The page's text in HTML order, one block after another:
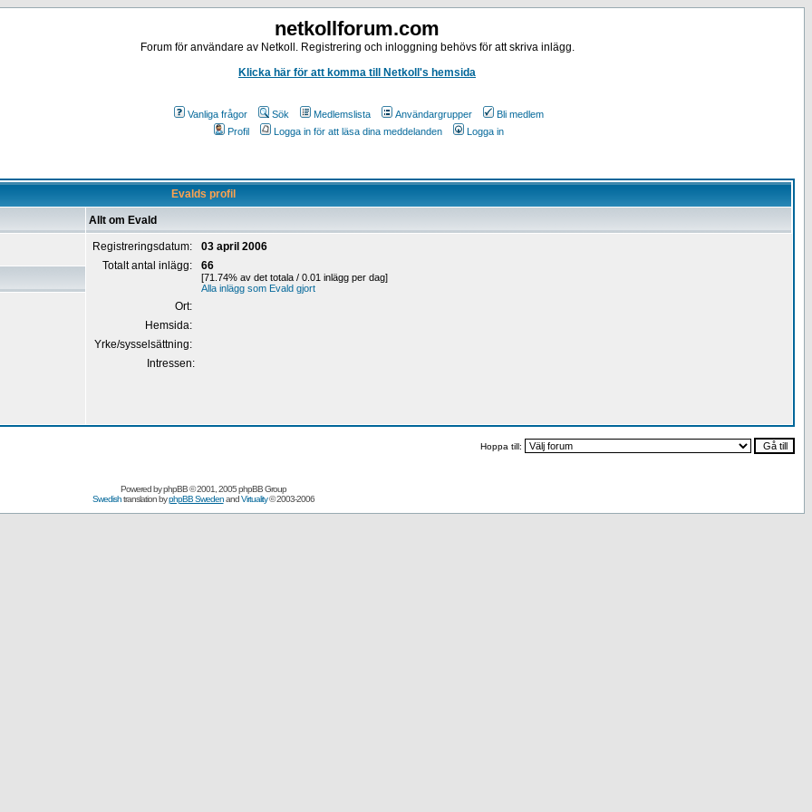
netkollforum.com
Forum för användare av Netkoll. Registrering och inloggning behövs för att skriva inlägg.
Klicka här för att komma till Netkoll's hemsida
Vanliga frågor Sök Medlemslista Användargrupper
Bli medlem
Profil
Logga in för att läsa dina meddelanden Logga in
Evalds profil
Allt om Evald
Registreringsdatum:
03 april 2006
Totalt antal inlägg:
66
[71.74% av det totala / 0.01 inlägg per dag]
Alla inlägg som Evald gjort
Ort:
Hemsida:
Yrke/sysselsättning:
Intressen:
Hoppa till:
Powered byphpBB© 2001, 2005 phpBB Group
Swedishtranslation byphpBB SwedenandVirtuality© 2003-2006